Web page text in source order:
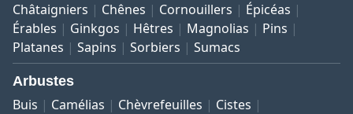
Châtaigniers
Chênes Cornouillers
Épicéas
Érables
Ginkgos Hêtres Magnolias
Pins
Platanes
Sapins Sorbiers Sumacs
Arbustes
Buis Camélias Chèvrefeuilles
Cistes